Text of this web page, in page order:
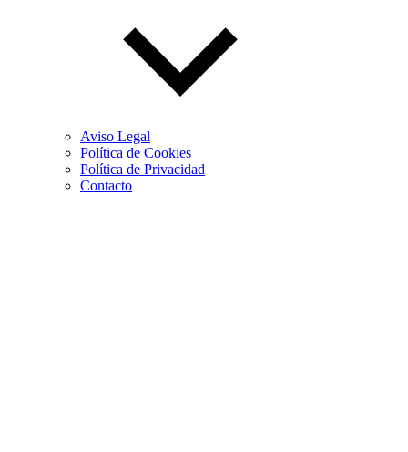
Aviso Legal
Política de Cookies
Política de Privacidad
Contacto